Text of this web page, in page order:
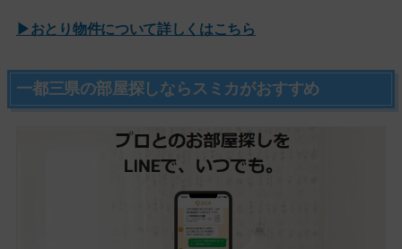
▶おとり物件について詳しくはこちら
一都三県の部屋探しならスミカがおすすめ